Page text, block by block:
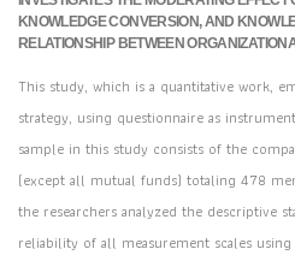
KNOWLEDGE CONVERSION, AND
RELATIONSHIP BETWEEN
This study, which is a quantitative work,
strategy, using questionnaire as
sample in this study consists of the
(except all mutual funds) totaling 478
the researchers analyzed the descriptive
reliability of all measurement scales